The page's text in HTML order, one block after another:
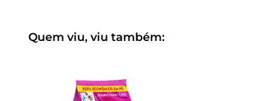
Quem viu, viu também: